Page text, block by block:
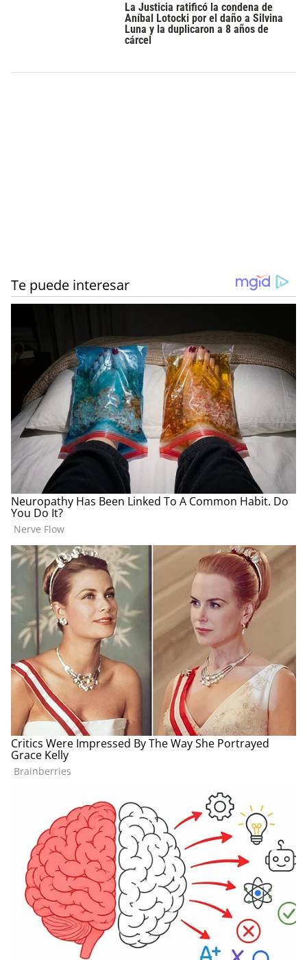
La Justicia ratificó la condena de
Aníbal Lotocki por el daño a Silvina
Luna y la duplicaron a 8 años de
cárcel